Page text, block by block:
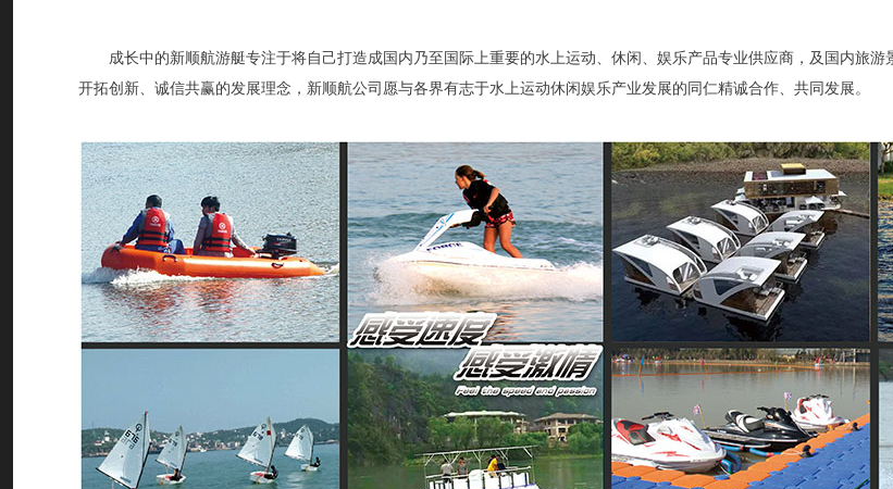
成长中的新顺航游艇专注于将自己打造成国内乃至国际上重要的水上运动、休闲、娱乐产品专业供应商，及国内旅
开拓创新、诚信共赢的发展理念，新顺航公司愿与各界有志于水上运动休闲娱乐产业发展的同仁精诚合作、共同发展。